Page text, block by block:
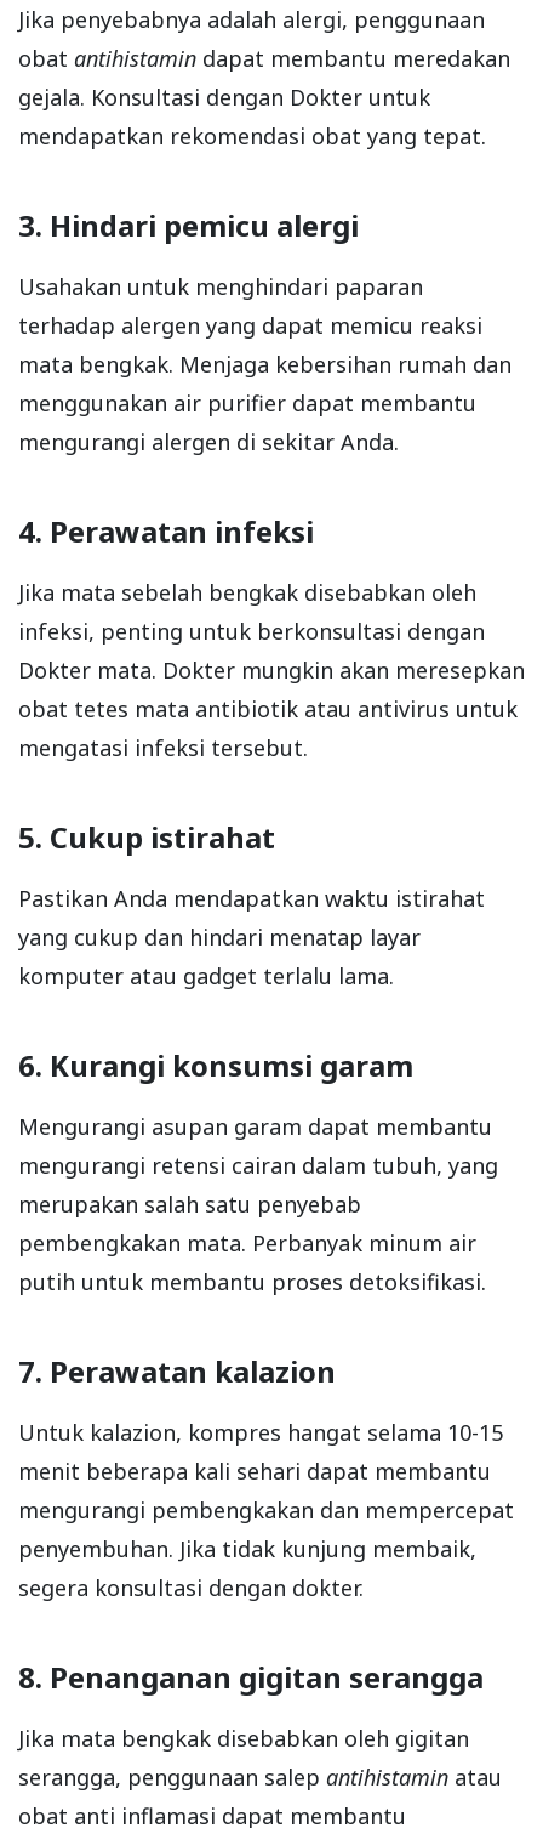
Jika penyebabnya adalah alergi, penggunaan
obat antihistamin dapat membantu meredakan
gejala. Konsultasi dengan Dokter untuk
mendapatkan rekomendasi obat yang tepat.
3. Hindari pemicu alergi
Usahakan untuk menghindari paparan
terhadap alergen yang dapat memicu reaksi
mata bengkak. Menjaga kebersihan rumah dan
menggunakan air purifier dapat membantu
mengurangi alergen di sekitar Anda.
4. Perawatan infeksi
Jika mata sebelah bengkak disebabkan oleh
infeksi, penting untuk berkonsultasi dengan
Dokter mata. Dokter mungkin akan meresepkan
obat tetes mata antibiotik atau antivirus untuk
mengatasi infeksi tersebut.
5. Cukup istirahat
Pastikan Anda mendapatkan waktu istirahat
yang cukup dan hindari menatap layar
komputer atau gadget terlalu lama.
6. Kurangi konsumsi garam
Mengurangi asupan garam dapat membantu
mengurangi retensi cairan dalam tubuh, yang
merupakan salah satu penyebab
pembengkakan mata. Perbanyak minum air
putih untuk membantu proses detoksifikasi.
7. Perawatan kalazion
Untuk kalazion, kompres hangat selama 10-15
menit beberapa kali sehari dapat membantu
mengurangi pembengkakan dan mempercepat
penyembuhan. Jika tidak kunjung membaik,
segera konsultasi dengan dokter.
8. Penanganan gigitan serangga
Jika mata bengkak disebabkan oleh gigitan
serangga, penggunaan salep antihistamin atau
obat anti inflamasi dapat membantu